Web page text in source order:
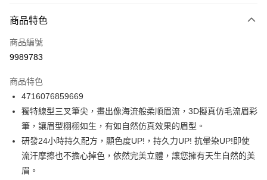
信用卡一次付款
信用卡分期付款
合作金庫商業銀行
華南商業銀行
上海商業儲蓄銀行
台北富邦商業銀行
國泰世華商業銀行
兆豐國際商業銀行
臺灣中小企業銀行
台中商業銀行
匯豐（台灣）商業銀行
華泰商業銀行
聯邦商業銀行
遠東國際商業銀行
元大商業銀行
LINE Pay
Apple Pay
街口支付
商品特色
商品編號
9989783
商品特色
4716076859669
獨特線型三叉筆尖，畫出像海流般柔順眉流，3D擬真仿毛流眉彩
筆，讓眉型栩栩如生，有如自然仿真效果的眉型。
研發24小時持久配方，顯色度UP!，持久力UP! 抗暈染UP!即使
流汗摩擦也不擔心掉色，依然完美立體，讓您擁有天生自然的美
眉。